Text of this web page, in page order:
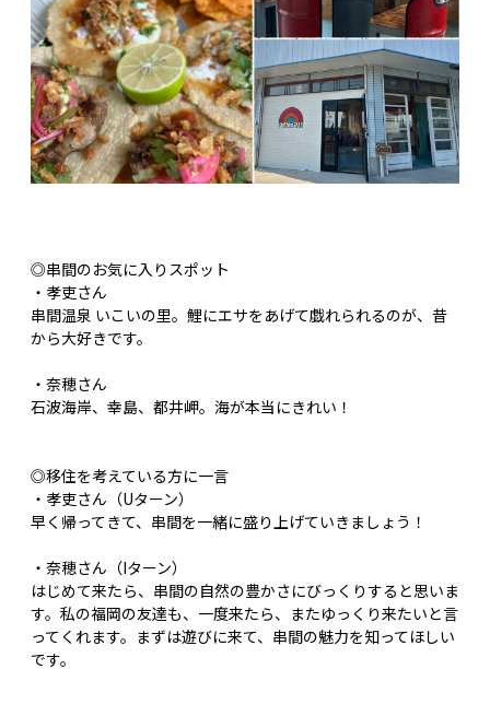
◎串間のお気に入りスポット
・孝吏さん
串間温泉 いこいの里。鯉にエサをあげて戯れられるのが、昔
から大好きです。
・奈穂さん
石波海岸、幸島、都井岬。海が本当にきれい！
◎移住を考えている方に一言
・孝吏さん（Uターン）
早く帰ってきて、串間を一緒に盛り上げていきましょう！
・奈穂さん（Iターン）
はじめて来たら、串間の自然の豊かさにびっくりすると思いま
す。私の福岡の友達も、一度来たら、またゆっくり来たいと言
ってくれます。まずは遊びに来て、串間の魅力を知ってほしい
です。